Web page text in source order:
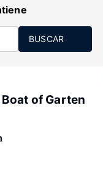
BUSCAR
of Garten